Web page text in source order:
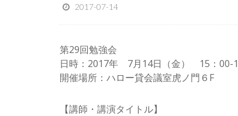
2017-07-14
第29回勉強会
日時：2017年 7月14日（金） 15：00-
開催場所：ハロー貸会議室虎ノ門６F
【講師・講演タイトル】